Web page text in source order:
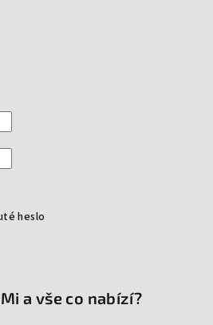
heslo
a vše co nabízí?